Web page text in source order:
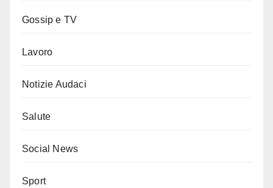
Gossip e TV
Lavoro
Notizie Audaci
Salute
Social News
Sport